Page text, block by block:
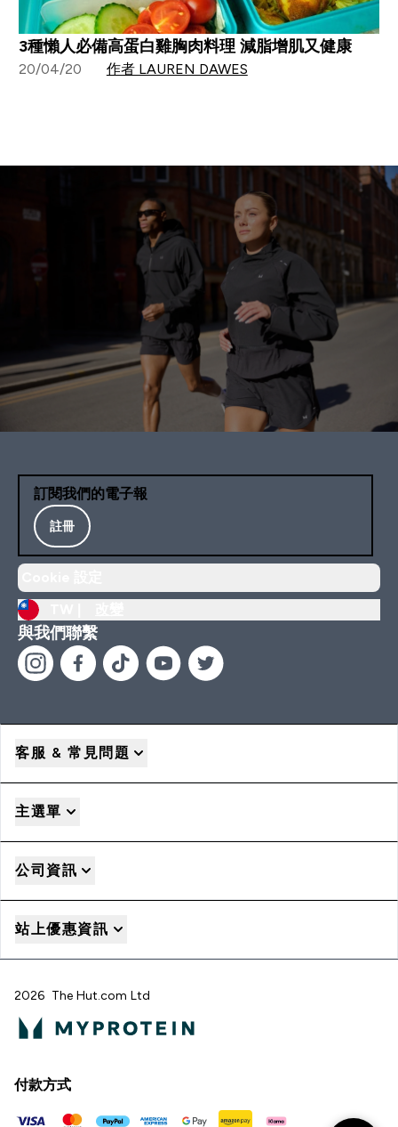
3種懶人必備高蛋白雞胸肉料理 減脂增肌又健康
20/04/20 作者 LAUREN DAWES
訂閱我們的電子報
註冊
與我們聯繫
客服 & 常見問題
主選單
公司資訊
站上優惠資訊
2026 The Hut.com Ltd
付款方式